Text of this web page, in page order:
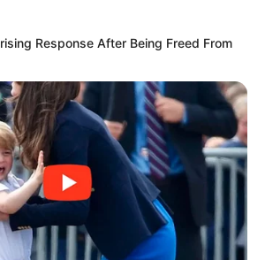
Response After Being Freed From